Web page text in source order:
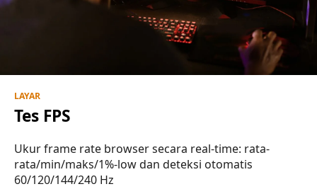
LAYAR
Tes FPS
Ukur frame rate browser secara real-time: rata-
rata/min/maks/1%-low dan deteksi otomatis
60/120/144/240 Hz